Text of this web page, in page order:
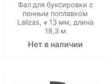
Фал для буксировки с
пенным поплавком
Lalizas, ⌀ 13 мм, длина
18,3 м
Нет в наличии